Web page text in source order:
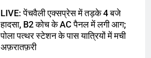
LIVE: पेंचवैली एक्सप्रेस में तड़के 4 बजे
हादसा, B2 कोच के AC पैनल में लगी आग;
पोला पत्थर स्टेशन के पास यात्रियों में मची
अफ़रातफ़री